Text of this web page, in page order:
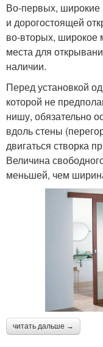
Во-первых,
и дорогостоящей
во-вторых, широкое
места для
наличии.
Перед установкой
которой не
нишу, обязательно
вдоль стены
двигаться створка
Величина
меньшей, чем
читать дальше →